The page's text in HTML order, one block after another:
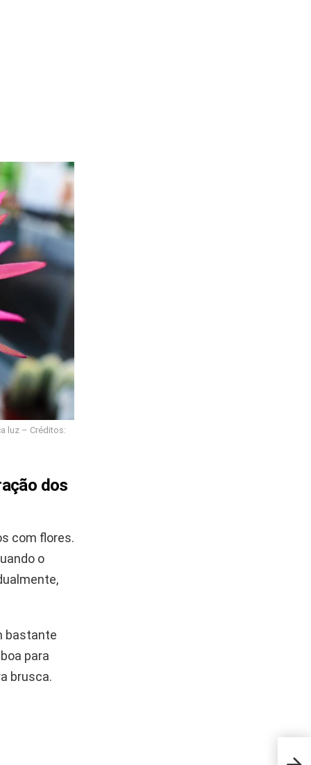
luz – Créditos:
dos
com flores.
o
bastante
para
brusca.